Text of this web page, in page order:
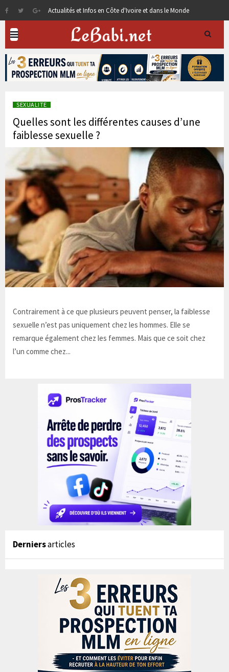
Actualités et Infos en Côte d'Ivoire et dans le Monde
SEXUALITE
Quelles sont les différentes causes d’une
faiblesse sexuelle ?
Contrairement à ce que plusieurs peuvent penser, la faiblesse
sexuelle n’est pas uniquement chez les hommes. Elle se
remarque également chez les femmes. Mais que ce soit chez
l’un comme chez...
Derniersarticles